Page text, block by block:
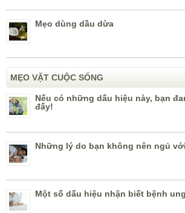
Mẹo dùng dầu dừa
MẸO VẶT CUỘC SỐNG
Nếu có những dấu hiệu này, bạn
đấy!
Những lý do bạn không nên ngủ
Một số dấu hiệu nhận biết bệnh